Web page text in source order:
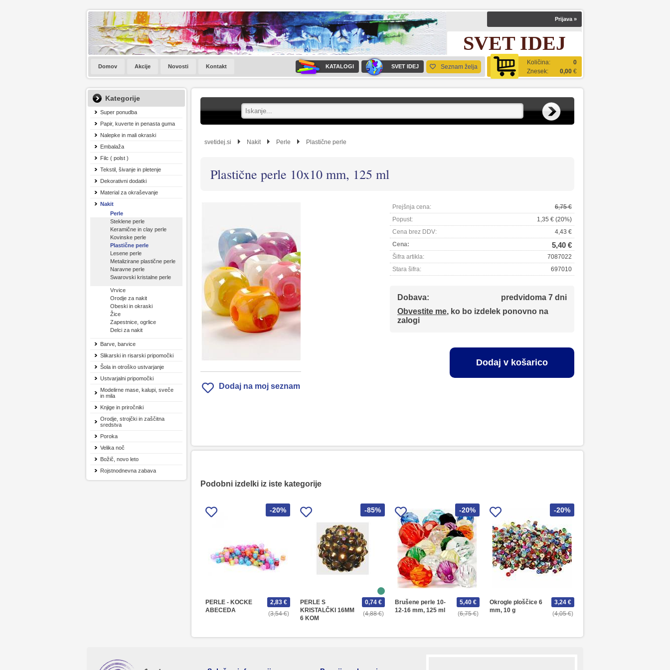
Prijava »
SVET IDEJ
Količina:
0
Znesek:
0,00 €
Domov Akcije Novosti Kontakt KATALOGI SVET IDEJ Seznam želja
Kategorije
Super ponudba
Papir, kuverte in penasta guma
Nalepke in mali okraski
Embalaža
Filc ( polst )
Tekstil, šivanje in pletenje
Dekorativni dodatki
Material za okraševanje
Nakit
Perle
Steklene perle
Keramične in clay perle
Kovinske perle
Plastične perle
Lesene perle
Metalizirane plastične perle
Naravne perle
Swarovski kristalne perle
Vrvice
Orodje za nakit
Obeski in okraski
Žice
Zapestnice, ogrlice
Delci za nakit
Barve, barvice
Slikarski in risarski pripomočki
Šola in otroško ustvarjanje
Ustvarjalni pripomočki
Modelirne mase, kalupi, sveče
in mila
Knjige in priročniki
Orodje, strojčki in zaščitna
sredstva
Poroka
Velika noč
Božič, novo leto
Rojstnodnevna zabava
svetidej.si Nakit Perle Plastične perle
Plastične perle 10x10 mm, 125 ml
Dodaj na moj seznam
Prejšnja cena:
6,75 €
Popust:
1,35 € (20%)
Cena brez DDV:
4,43 €
Cena:
5,40 €
Šifra artikla:
7087022
Stara šifra:
697010
Dobava:
predvidoma 7 dni
Obvestite me, ko bo izdelek ponovno na
zalogi
Dodaj v košarico
Podobni izdelki iz iste kategorije
-20%
PERLE - KOCKE
ABECEDA
3,54 €
2,83 €
-85%
PERLE S
KRISTALČKI 16MM
6 KOM
4,88 €
0,74 €
-20%
Brušene perle 10-
12-16 mm, 125 ml
6,75 €
5,40 €
-20%
Okrogle ploščice 6
mm, 10 g
4,05 €
3,24 €